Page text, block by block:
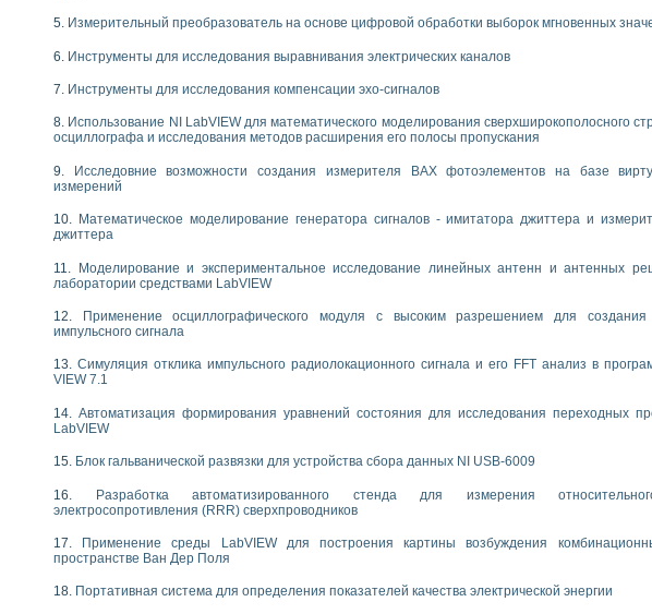
и корреляционный анализ"
обеспечение учебных лабораторных стендов
для изучения технологии выращивания полупроводниковых и оптических монокристаллов
для исследования АЧХ и ФЧХ активных фильтров
лабораторный практикум по курсу «радиотехнические цепи и сигналы»
одномерных сигналов на основе алгоритма полигармонической экстраполяции
INSTRUMENTS в операционной системе LINUX
принципа действия универсального цифрового вольтметра
«Моделирование систем» и «Автоматизация проектирования систем и средств управления»
электрических характеристик газоразрядных и люминесцентных ламп
информационно-измерительным системам (ИИС)
характеристик на основе использования звуковой карты ПК
работы «Имитационное моделирование погрешностей канала измерения температуры» в
национального проекта «Образование» технологий NATIONAL INSTRUMENTS в Нижегородском
решателей обыкновенных дифференциальных уравнений инструментальных систем моделирования
практикумов на кафедре информационных систем МИРЭА
практикума по электронике кафедры информационных систем МИРЭА
по электротехнике в среде MULTISIM
частотного анализа для LabWindows/CVI и LabVIEW
«Технологии NATIONAL INSTRUMENTS» в ростовском колледже связи и информатики
программе «Прикладная физика и физическая информатика» инновационного образовательного
Измерительный преобразователь на основе цифровой обработки выборок мгновенных
Инструменты для исследования выравнивания электрических каналов
Инструменты для исследования компенсации эхо-сигналов
Использование NI LabVIEW для математического моделирования сверхширокополосного
осциллографа и исследования методов расширения его полосы пропускания
Исследовние возможности создания измерителя ВАХ фотоэлементов на базе
измерений
Математическое моделирование генератора сигналов - имитатора джиттера и
джиттера
Моделирование и экспериментальное исследование линейных антенн и антенных
лаборатории средствами LabVIEW
Применение осциллографического модуля с высоким разрешением для
импульсного сигнала
Симуляция отклика импульсного радиолокационного сигнала и его FFT анализ в
VIEW 7.1
Автоматизация формирования уравнений состояния для исследования переходных
LabVIEW
Блок гальванической развязки для устройства сбора данных NI USB-6009
Разработка автоматизированного стенда для измерения
электросопротивления (RRR) сверхпроводников
Применение среды LabVIEW для построения картины возбуждения
пространстве Ван Дер Поля
Портативная система для определения показателей качества электрической энергии